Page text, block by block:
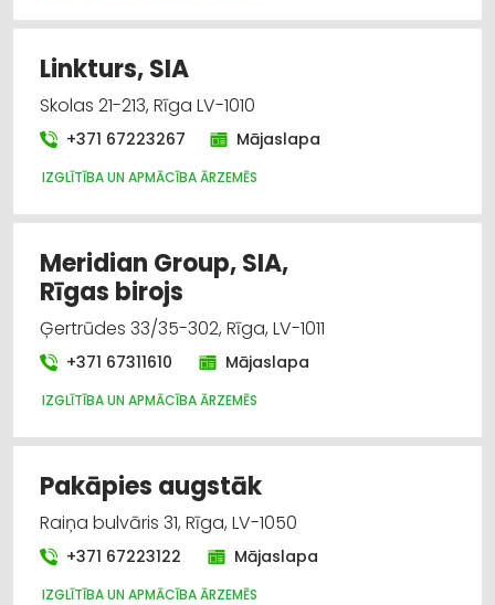
Linkturs, SIA
Skolas 21-213, Rīga LV-1010
+371 67223267 Mājaslapa
IZGLĪTĪBA UN APMĀCĪBA ĀRZEMĒS
Meridian Group, SIA,
Rīgas birojs
Ģertrūdes 33/35-302, Rīga, LV-1011
+371 67311610 Mājaslapa
IZGLĪTĪBA UN APMĀCĪBA ĀRZEMĒS
Pakāpies augstāk
Raiņa bulvāris 31, Rīga, LV-1050
+371 67223122 Mājaslapa
IZGLĪTĪBA UN APMĀCĪBA ĀRZEMĒS